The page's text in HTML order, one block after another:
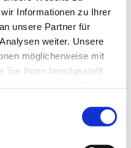
Informationen zu Ihrer
unsere Partner für
weiter. Unsere
möglicherweise mit
Sie ihnen bereitgestellt